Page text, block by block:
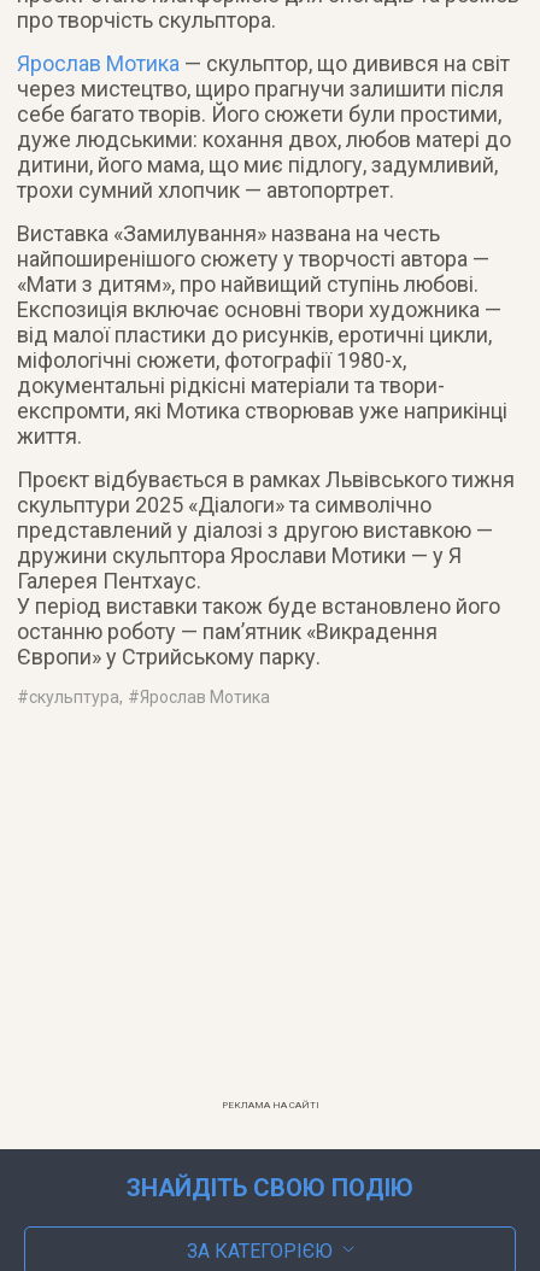
про творчість скульптора.
Ярослав Мотика — скульптор, що дивився на світ
через мистецтво, щиро прагнучи залишити після
себе багато творів. Його сюжети були простими,
дуже людськими: кохання двох, любов матері до
дитини, його мама, що миє підлогу, задумливий,
трохи сумний хлопчик — автопортрет.
Виставка «Замилування» названа на честь
найпоширенішого сюжету у творчості автора —
«Мати з дитям», про найвищий ступінь любові.
Експозиція включає основні твори художника —
від малої пластики до рисунків, еротичні цикли,
міфологічні сюжети, фотографії 1980-х,
документальні рідкісні матеріали та твори-
експромти, які Мотика створював уже наприкінці
життя.
Проєкт відбувається в рамках Львівського тижня
скульптури 2025 «Діалоги» та символічно
представлений у діалозі з другою виставкою —
дружини скульптора Ярослави Мотики — у Я
Галерея Пентхаус.
У період виставки також буде встановлено його
останню роботу — пам’ятник «Викрадення
Європи» у Стрийському парку.
#скульптура, #Ярослав Мотика
РЕКЛАМА НА САЙТІ
ЗНАЙДІТЬ СВОЮ ПОДІЮ
ЗА КАТЕГОРІЄЮ